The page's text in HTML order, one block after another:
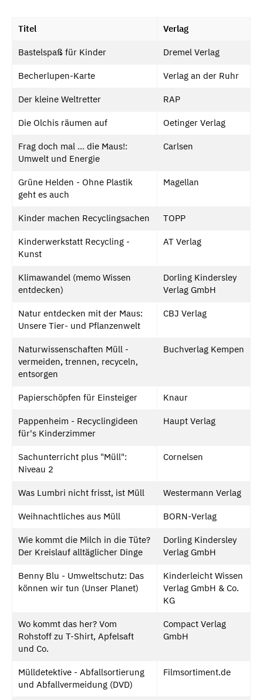
Titel Verlag
Bastelspaß für Kinder Dremel Verlag
Becherlupen-Karte Verlag an der Ruhr
Der kleine Weltretter RAP
Die Olchis räumen auf Oetinger Verlag
Frag doch mal ... die Maus!:
Umwelt und Energie
Carlsen
Grüne Helden - Ohne Plastik
geht es auch
Magellan
Kinder machen Recyclingsachen TOPP
Kinderwerkstatt Recycling -
Kunst
AT Verlag
Klimawandel (memo Wissen
entdecken)
Dorling Kindersley
Verlag GmbH
Natur entdecken mit der Maus:
Unsere Tier- und Pflanzenwelt
CBJ Verlag
Naturwissenschaften Müll -
vermeiden, trennen, recyceln,
entsorgen
Buchverlag Kempen
Papierschöpfen für Einsteiger Knaur
Pappenheim - Recyclingideen
für's Kinderzimmer
Haupt Verlag
Sachunterricht plus "Müll":
Niveau 2
Cornelsen
Was Lumbri nicht frisst, ist Müll Westermann Verlag
Weihnachtliches aus Müll BORN-Verlag
Wie kommt die Milch in die Tüte?
Der Kreislauf alltäglicher Dinge
Dorling Kindersley
Verlag GmbH
Benny Blu - Umweltschutz: Das
können wir tun (Unser Planet)
Kinderleicht Wissen
Verlag GmbH & Co.
KG
Wo kommt das her? Vom
Rohstoff zu T-Shirt, Apfelsaft
und Co.
Compact Verlag
GmbH
Mülldetektive - Abfallsortierung
und Abfallvermeidung (DVD)
Filmsortiment.de